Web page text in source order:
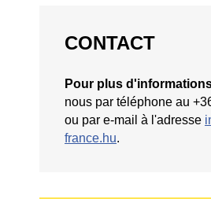
CONTACT
Pour plus
nous par téléphone au
ou par e-mail à l'adresse
france.hu.